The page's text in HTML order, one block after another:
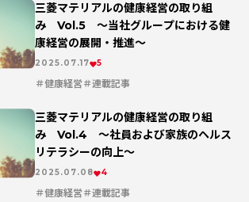
三菱マテリアルの健康経営の取り組
み Vol.5 ～当社グループにおける健
康経営の展開・推進～
2025.07.17 5
健康経営 連載記事
三菱マテリアルの健康経営の取り組
み Vol.4 ～社員および家族のヘルス
リテラシーの向上～
2025.07.08 4
健康経営 連載記事